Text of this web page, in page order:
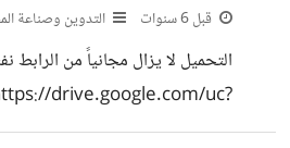
قبل 6 سنوات التدوين وصناعة
التحميل لا يزال مجانياً من الرابط
drive.google.com/uc?